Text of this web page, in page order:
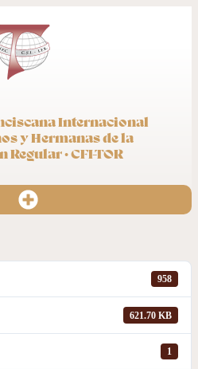
Internacional
y Hermanas de la
Regular · CFI-TOR
958
621.70 KB
1